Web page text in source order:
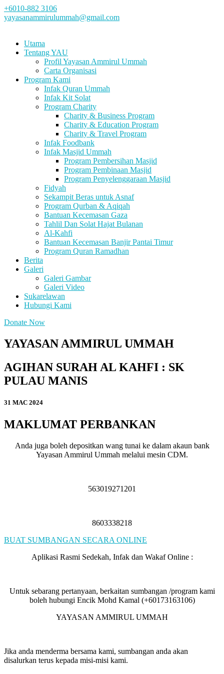
+6010-882 3106
yayasanammirulummah@gmail.com
Utama
Tentang YAU
Profil Yayasan Ammirul Ummah
Carta Organisasi
Program Kami
Infak Quran Ummah
Infak Kit Solat
Program Charity
Charity & Business Program
Charity & Education Program
Charity & Travel Program
Infak Foodbank
Infak Masjid Ummah
Program Pembersihan Masjid
Program Pembinaan Masjid
Program Penyelenggaraan Masjid
Fidyah
Sekampit Beras untuk Asnaf
Program Qurban & Aqiqah
Bantuan Kecemasan Gaza
Tahlil Dan Solat Hajat Bulanan
Al-Kahfi
Bantuan Kecemasan Banjir Pantai Timur
Program Quran Ramadhan
Berita
Galeri
Galeri Gambar
Galeri Video
Sukarelawan
Hubungi Kami
Donate Now
YAYASAN AMMIRUL UMMAH
AGIHAN SURAH AL KAHFI : SK
PULAU MANIS
31 MAC 2024
MAKLUMAT PERBANKAN
Anda juga boleh depositkan wang tunai ke dalam akaun bank
Yayasan Ammirul Ummah melalui mesin CDM.
563019271201
8603338218
BUAT SUMBANGAN SECARA ONLINE
Aplikasi Rasmi Sedekah, Infak dan Wakaf Online :
Untuk sebarang pertanyaan, berkaitan sumbangan /program kami
boleh hubungi Encik Mohd Kamal (+60173163106)
YAYASAN AMMIRUL UMMAH
Jika anda menderma bersama kami, sumbangan anda akan
disalurkan terus kepada misi-misi kami.